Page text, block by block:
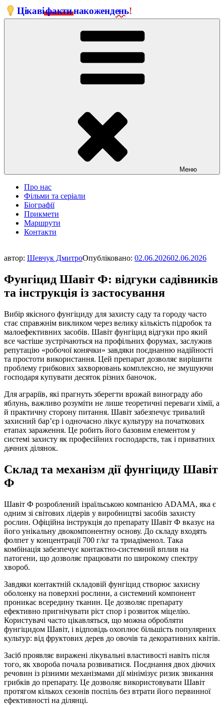
Перейти
до
Цікавіфактинакожендень!
Меню
Про нас
Фільми та серіали
Біографії
Прикмети
Маршрути
Контакти
автор: Шевчук ДмитроОпубліковано: 02.06.202602.06.2026
Фунгіцид Шавіт Ф: відгуки садівників
та інструкція із застосування
Вибір якісного фунгіциду для захисту саду та городу часто
стає справжнім викликом через велику кількість підробок та
малоефективних засобів. Шавіт фунгіцид відгуки про який
все частіше зустрічаються на профільних форумах, заслужив
репутацію «робочої конячки» завдяки поєднанню надійності
та простоти використання. Цей препарат дозволяє вирішити
проблему грибкових захворювань комплексно, не змушуючи
господаря купувати десяток різних баночок.
Для аграріїв, які прагнуть зберегти врожай винограду або
яблунь, важливо розуміти не лише теоретичні переваги хімії, а
й практичну сторону питання. Шавіт забезпечує тривалий
захисний бар’єр і одночасно лікує культуру на початкових
етапах зараження. Це робить його базовим елементом у
системі захисту як професійних господарств, так і приватних
дачних ділянок.
Склад та механізм дії фунгіциду Шавіт
Ф
Шавіт Ф розроблений ізраїльською компанією ADAMA, яка є
одним зі світових лідерів у виробництві засобів захисту
рослин. Офіційна інструкція до препарату Шавіт Ф вказує на
його унікальну двокомпонентну основу. До складу входять
фолпет у концентрації 700 г/кг та триадіменол. Така
комбінація забезпечує контактно-системний вплив на
патогени, що дозволяє працювати по широкому спектру
хвороб.
Завдяки контактній складовій фунгіцид створює захисну
оболонку на поверхні рослини, а системний компонент
проникає всередину тканин. Це дозволяє препарату
ефективно пригнічувати ріст спор і розвиток міцелію.
Користувачі часто цікавляться, що можна обробляти
фунгіцидом Шавіт, і відповідь охоплює більшість популярних
культур: від фруктових дерев до овочів та декоративних квітів.
Засіб проявляє виражені лікувальні властивості навіть після
того, як хвороба почала розвиватися. Поєднання двох діючих
речовин із різними механізмами дії мінімізує ризик звикання
грибків до препарату. Це дозволяє використовувати Шавіт
протягом кількох сезонів поспіль без втрати його первинної
ефективності на ділянці.